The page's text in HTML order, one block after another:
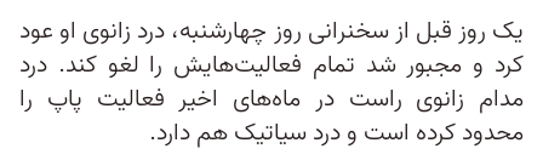
یک روز قبل از سخنرانی روز چهارشنبه، درد زانوی او عود
کرد و مجبور شد تمام فعالیت‌هایش را لغو کند. درد
مدام زانوی راست در ماه‌های اخیر فعالیت پاپ را
محدود کرده است و درد سیاتیک هم دارد.